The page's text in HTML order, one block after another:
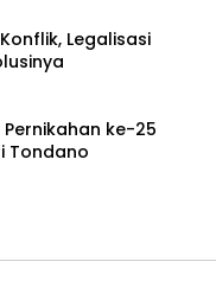
Legalisasi
ke-25
Tondano